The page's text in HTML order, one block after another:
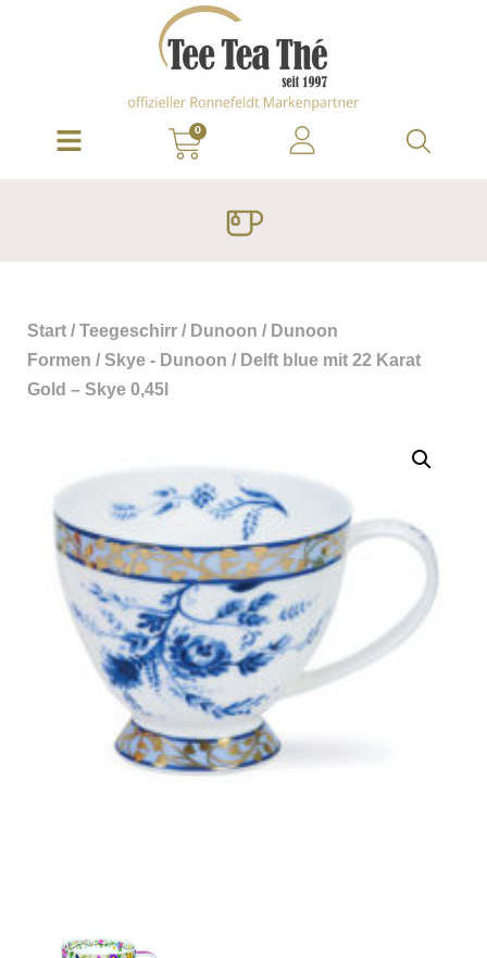
0
Start / Teegeschirr / Dunoon / Dunoon
Formen / Skye - Dunoon / Delft blue mit 22 Karat
Gold – Skye 0,45l